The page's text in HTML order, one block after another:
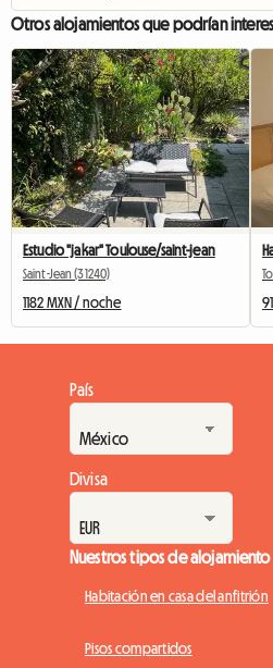
Otros alojamientos que podrían
Estudio "jakar" Toulouse/saint-jean
Saint-Jean (31240)
1182 MXN / noche
País
Divisa
Nuestros tipos de alojamiento
Habitación en casa del anfitrión
Pisos compartidos